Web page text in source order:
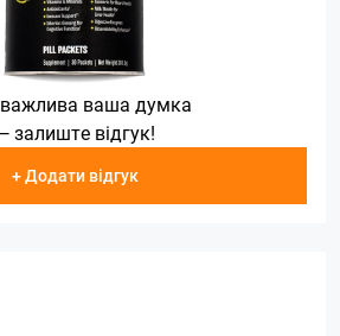
ваша думка
залиште відгук!
+ Додати відгук